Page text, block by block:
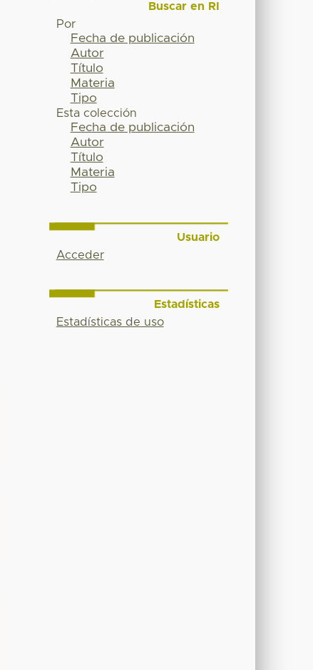
Buscar en RI
Por
Fecha de publicación
Autor
Título
Materia
Tipo
Esta colección
Fecha de publicación
Autor
Título
Materia
Tipo
Usuario
Acceder
Estadísticas
Estadísticas de uso